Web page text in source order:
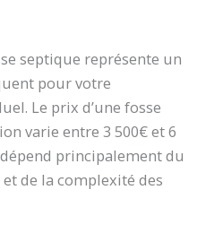
septique représente un
pour votre
Le prix d’une fosse
varie entre 3 500€ et 6
principalement du
de la complexité des